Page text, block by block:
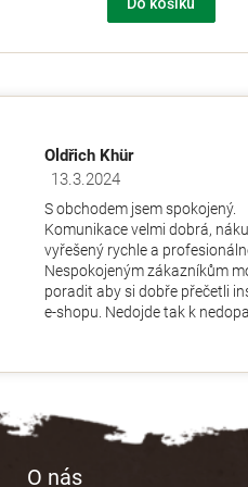
Do košíku
Oldřich Khür
Hodnocení obchodu je 5 z 5
13.3.2024
S obchodem jsem spokojený.
Komunikace velmi dobrá,
vyřešený rychle a
Nespokojeným zákazníkům
poradit aby si dobře přečetli
e-shopu. Nedojde tak k
O nás